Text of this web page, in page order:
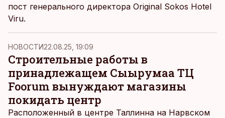
пост генерального директора Original Sokos Hotel
Viru.
НОВОСТИ22.08.25, 19:09
Строительные работы в
принадлежащем Сыырумаа ТЦ
Foorum вынуждают магазины
покидать центр
Расположенный в центре Таллинна на Нарвском